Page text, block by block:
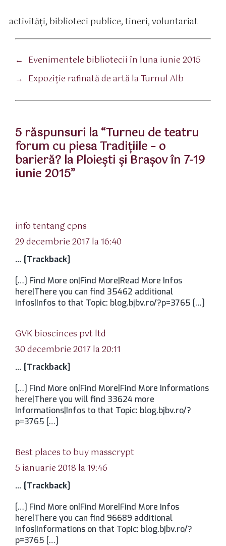
activităţi, biblioteci publice,tineri,voluntariat
← Evenimentele bibliotecii în luna iunie 2015
→ Expoziție rafinată de artă la Turnul Alb
5 răspunsuri la “Turneu de teatru
forum cu piesa Tradițiile – o
barieră? la Ploiești și Brașov în 7-19
iunie 2015”
info tentang cpns
29 decembrie 2017 la 16:40
… [Trackback]
[…] Find More on|Find More|Read More Infos
here|There you can find 35462 additional
Infos|Infos to that Topic: blog.bjbv.ro/?p=3765 […]
GVK bioscinces pvt ltd
30 decembrie 2017 la 20:11
… [Trackback]
[…] Find More on|Find More|Find More Informations
here|There you will find 33624 more
Informations|Infos to that Topic: blog.bjbv.ro/?
p=3765 […]
Best places to buy masscrypt
5 ianuarie 2018 la 19:46
… [Trackback]
[…] Find More on|Find More|Find More Infos
here|There you can find 96689 additional
Infos|Informations on that Topic: blog.bjbv.ro/?
p=3765 […]